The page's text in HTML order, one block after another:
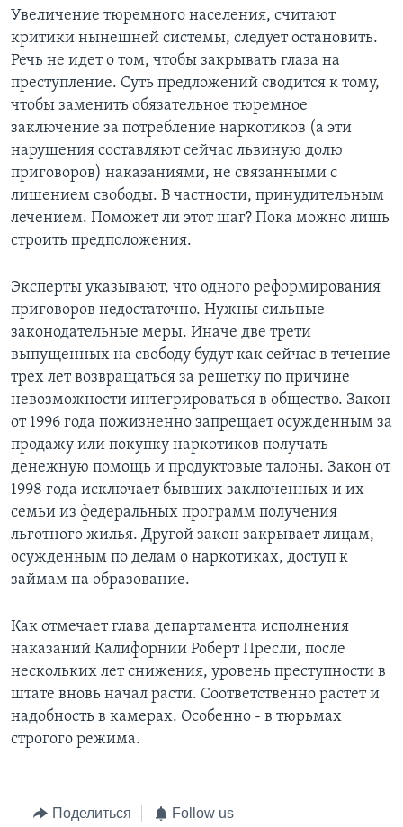
Увеличение тюремного населения, считают
критики нынешней системы, следует остановить.
Речь не идет о том, чтобы закрывать глаза на
преступление. Суть предложений сводится к тому,
чтобы заменить обязательное тюремное
заключение за потребление наркотиков (а эти
нарушения составляют сейчас львиную долю
приговоров) наказаниями, не связанными с
лишением свободы. В частности, принудительным
лечением. Поможет ли этот шаг? Пока можно лишь
строить предположения.
Эксперты указывают, что одного реформирования
приговоров недостаточно. Нужны сильные
законодательные меры. Иначе две трети
выпущенных на свободу будут как сейчас в течение
трех лет возвращаться за решетку по причине
невозможности интегрироваться в общество. Закон
от 1996 года пожизненно запрещает осужденным за
продажу или покупку наркотиков получать
денежную помощь и продуктовые талоны. Закон от
1998 года исключает бывших заключенных и их
семьи из федеральных программ получения
льготного жилья. Другой закон закрывает лицам,
осужденным по делам о наркотиках, доступ к
займам на образование.
Как отмечает глава департамента исполнения
наказаний Калифорнии Роберт Пресли, после
нескольких лет снижения, уровень преступности в
штате вновь начал расти. Соответственно растет и
надобность в камерах. Особенно - в тюрьмах
строгого режима.
Поделиться Follow us